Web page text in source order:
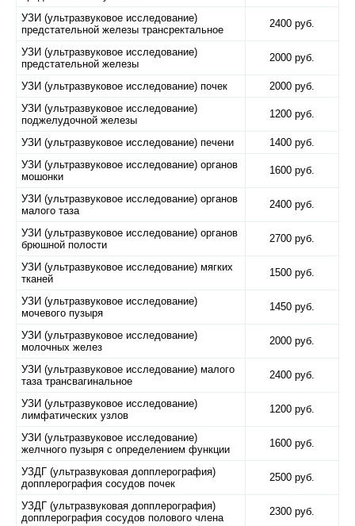
УЗИ (ультразвуковое исследование)
предстательной железы трансректальное
2400 руб.
УЗИ (ультразвуковое исследование)
предстательной железы
2000 руб.
УЗИ (ультразвуковое исследование) почек
2000 руб.
УЗИ (ультразвуковое исследование)
поджелудочной железы
1200 руб.
УЗИ (ультразвуковое исследование) печени
1400 руб.
УЗИ (ультразвуковое исследование) органов
мошонки
1600 руб.
УЗИ (ультразвуковое исследование) органов
малого таза
2400 руб.
УЗИ (ультразвуковое исследование) органов
брюшной полости
2700 руб.
УЗИ (ультразвуковое исследование) мягких
тканей
1500 руб.
УЗИ (ультразвуковое исследование)
мочевого пузыря
1450 руб.
УЗИ (ультразвуковое исследование)
молочных желез
2000 руб.
УЗИ (ультразвуковое исследование) малого
таза трансвагинальное
2400 руб.
УЗИ (ультразвуковое исследование)
лимфатических узлов
1200 руб.
УЗИ (ультразвуковое исследование)
желчного пузыря с определением функции
1600 руб.
УЗДГ (ультразвуковая допплерография)
допплерография сосудов почек
2500 руб.
УЗДГ (ультразвуковая допплерография)
допплерография сосудов полового члена
2300 руб.